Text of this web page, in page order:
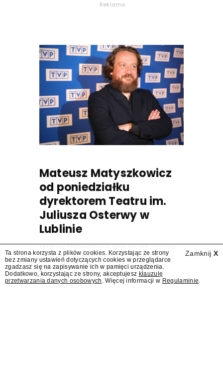
Reklama
Mateusz Matyszkowicz
od poniedziałku
dyrektorem Teatru im.
Juliusza Osterwy w
Lublinie
Mateusz Matyszkowicz, były prezes Telewizji
Polskiej, w poniedziałek 10 sierpnia obejmie
stanowisko dyrektora Teatru im. Juliusza
Osterwy w Lublinie – dowiedział się
"Presserwis".
Zamknij X
Ta strona korzysta z plików cookies. Korzystając ze strony
bez zmiany ustawień dotyczących cookies w przeglądarce
zgadzasz się na zapisywanie ich w pamięci urządzenia.
Dodatkowo, korzystając ze strony, akceptujesz klauzulę
przetwarzania danych osobowych . Więcej informacji w Regulaminie.